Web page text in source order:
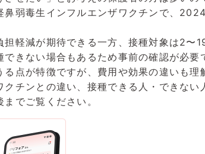
弱毒生インフルエンザワクチンで、
軽減が期待できる一方、接種対象は2〜
きない場合もあるため事前の確認が必要
点が特徴ですが、費用や効果の違いも理
チンとの違い、接種できる人・できない
でご覧ください。